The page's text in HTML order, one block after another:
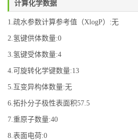
计算化学数据
1.疏水参数计算参考值（XlogP）:无
2.氢键供体数量:0
3.氢键受体数量:4
4.可旋转化学键数量:13
5.互变异构体数量:无
6.拓扑分子极性表面积57.5
7.重原子数量:40
8.表面电荷:0